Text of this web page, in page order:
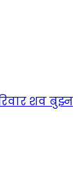
शव बुझ्न